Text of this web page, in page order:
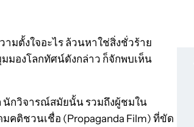
มตั้งใจอะไร ล้วนหาใช่สิ่งชั่วร้าย
มองโลกทัศน์ดังกล่าว ก็จักพบเห็น
นักวิจารณ์สมัยนั้น รวมถึงผู้ชมใน
คติชวนเชื่อ (Propaganda Film) ที่ขัด